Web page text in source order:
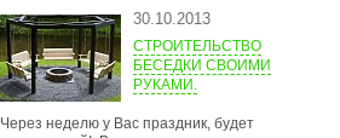
30.10.2013
СТРОИТЕЛЬСТВО
БЕСЕДКИ СВОИМИ
РУКАМИ.
Через неделю у Вас праздник, будет